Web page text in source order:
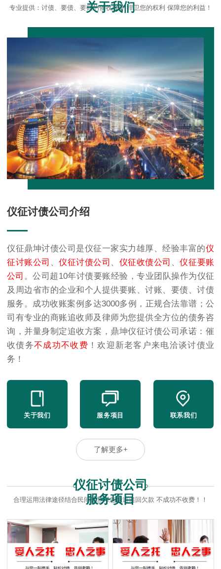
关于我们
专业提供：讨债、要债、要账的催收服务 捍卫您的权利 保障您的利益！
仪征讨债公司介绍
仪征鼎坤讨债公司是仪征一家实力雄厚、经验丰富的仪
征讨账公司 、仪征讨债公司 、 仪征收债公司 、仪征要账
公司 。公司超10年讨债要账经验，专业团队操作为仪征
及周边省市的企业和个人提供要账、讨账、要债、讨债
服务。成功收账案例多达3000多例，正规合法靠谱；公
司有专业的商账追收师及律师为您提供全方位的债务咨
询，并量身制定追收方案，鼎坤仪征讨债公司承诺：催
收债务不成功不收费 ！欢迎新老客户来电洽谈讨债业
务！
关于我们 服务项目 联系我们
了解更多+
仪征讨债公司
服务项目
合理运用法律途径结合民间智慧帮您快速追回欠款 不成功不收费！！